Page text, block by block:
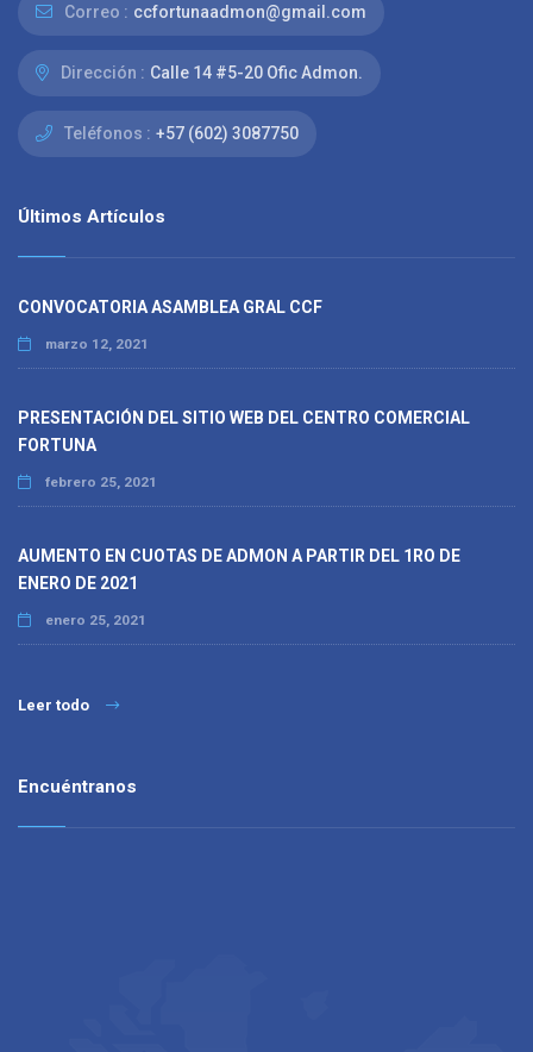
Correo : ccfortunaadmon@gmail.com
Dirección : Calle 14 #5-20 Ofic Admon.
Teléfonos : +57 (602) 3087750
Últimos Artículos
CONVOCATORIA ASAMBLEA GRAL CCF
marzo 12, 2021
PRESENTACIÓN DEL SITIO WEB DEL CENTRO COMERCIAL
FORTUNA
febrero 25, 2021
AUMENTO EN CUOTAS DE ADMON A PARTIR DEL 1RO DE
ENERO DE 2021
enero 25, 2021
Leer todo
Encuéntranos